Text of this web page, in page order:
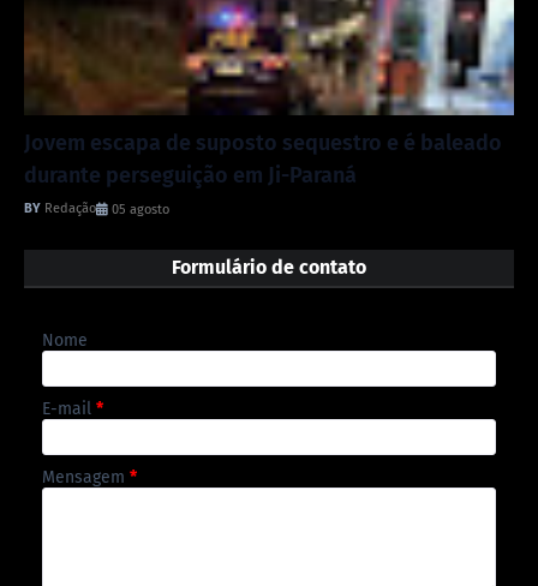
Jovem escapa de suposto sequestro e é baleado
durante perseguição em Ji-Paraná
Redação 05 agosto
Formulário de contato
Nome
E-mail *
Mensagem *